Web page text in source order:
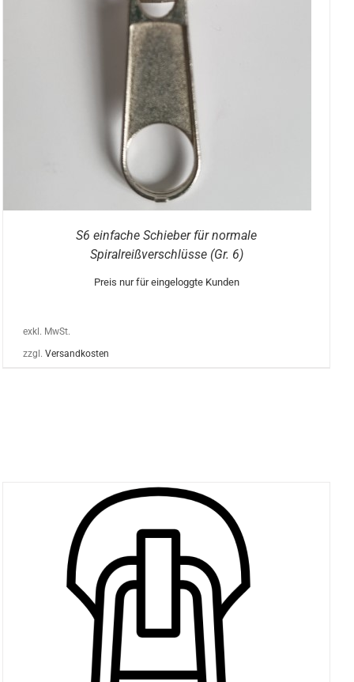
S6 einfache Schieber für normale
Spiralreißverschlüsse (Gr. 6)
Preis nur für eingeloggte Kunden
exkl. MwSt.
zzgl.Versandkosten